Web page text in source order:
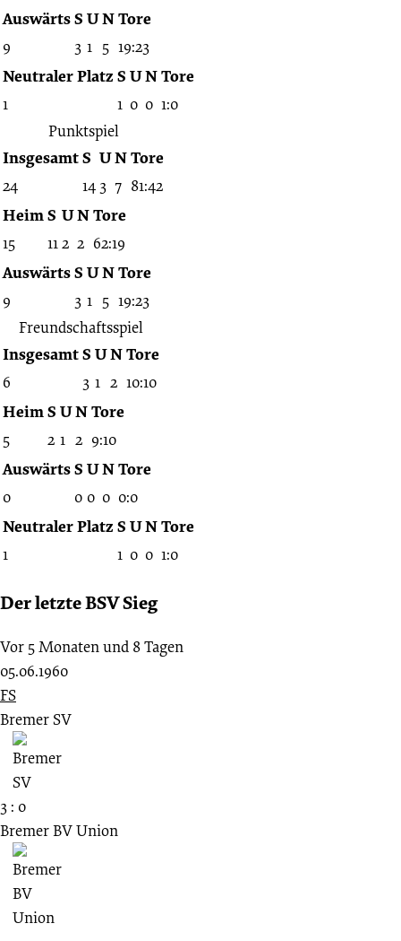
AuswärtsS UNTore
9 3 1 5 19:23
Neutraler Platz S UNTore
1 1 0 0 1:0
Punktspiel
InsgesamtS UNTore
24 14 3 7 81:42
HeimS UNTore
15 112 2 62:19
AuswärtsS UNTore
9 3 1 5 19:23
Freundschaftsspiel
InsgesamtS UNTore
6 3 1 2 10:10
HeimS UNTore
5 2 1 2 9:10
AuswärtsS UNTore
0 0 0 0 0:0
Neutraler Platz S UNTore
1 1 0 0 1:0
Der letzte BSV Sieg
Vor 5 Monaten und 8 Tagen
05.06.1960
FS
Bremer SV
3 : 0
Bremer BV Union